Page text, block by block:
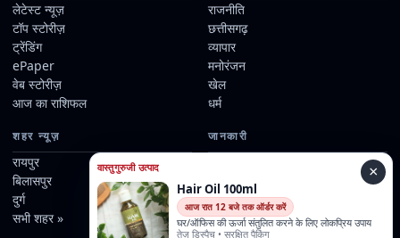
×
वास्तुगुरुजी उत्पाद
Hair Oil 100ml
आज रात 12 बजे तक ऑर्डर करें
घर/ऑफिस की ऊर्जा संतुलित करने के लिए लोकप्रिय उपाय
तेज़ डिस्पैच • सुरक्षित पैकिंग
लेटेस्ट न्यूज़
टॉप स्टोरीज़
ट्रेंडिंग
ePaper
वेब स्टोरीज़
आज का राशिफल
राजनीति
छत्तीसगढ़
व्यापार
मनोरंजन
खेल
धर्म
शहर न्यूज़
रायपुर
बिलासपुर
दुर्ग
सभी शहर »
जानकारी
हमारे रिपोर्टर्स
संपर्क
विज्ञापन